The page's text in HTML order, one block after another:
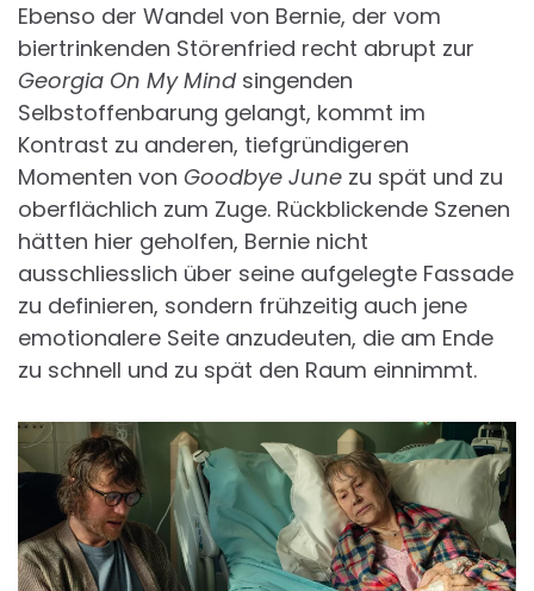
Ebenso der Wandel von Bernie, der vom
biertrinkenden Störenfried recht abrupt zur
Georgia On My Mindsingenden
Selbstoffenbarung gelangt, kommt im
Kontrast zu anderen, tiefgründigeren
Momenten von Goodbye June zu spät und zu
oberflächlich zum Zuge. Rückblickende Szenen
hätten hier geholfen, Bernie nicht
ausschliesslich über seine aufgelegte Fassade
zu definieren, sondern frühzeitig auch jene
emotionalere Seite anzudeuten, die am Ende
zu schnell und zu spät den Raum einnimmt.